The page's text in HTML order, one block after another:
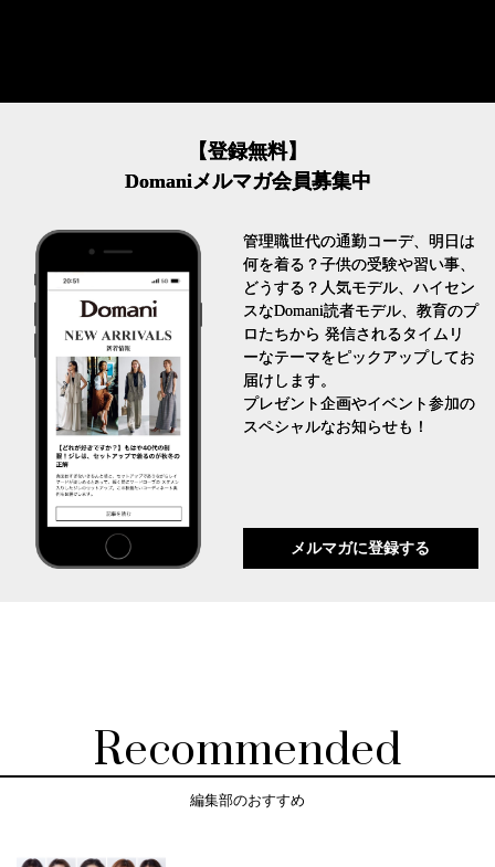
【登録無料】
Domaniメルマガ会員募集中
管理職世代の通勤コーデ、明日は
何を着る？子供の受験や習い事、
どうする？人気モデル、ハイセン
スなDomani読者モデル、教育のプ
ロたちから 発信されるタイムリ
ーなテーマをピックアップしてお
届けします。
プレゼント企画やイベント参加の
スペシャルなお知らせも！
メルマガに登録する
Recommended
編集部のおすすめ